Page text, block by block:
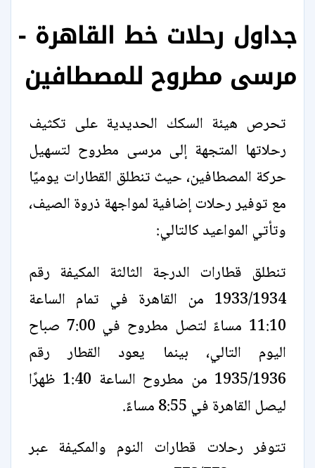
جداول رحلات خط القاهرة -
مرسى مطروح للمصطافين
تحرص هيئة السكك الحديدية على تكثيف
رحلاتها المتجهة إلى مرسى مطروح لتسهيل
حركة المصطافين، حيث تنطلق القطارات يوميًا
مع توفير رحلات إضافية لمواجهة ذروة الصيف،
وتأتي المواعيد كالتالي:
تنطلق قطارات الدرجة الثالثة المكيفة رقم
1933/1934 من القاهرة في تمام الساعة
11:10 مساءً لتصل مطروح في 7:00 صباح
اليوم التالي، بينما يعود القطار رقم
1935/1936 من مطروح الساعة 1:40 ظهرًا
ليصل القاهرة في 8:55 مساءً.
تتوفر رحلات قطارات النوم والمكيفة عبر